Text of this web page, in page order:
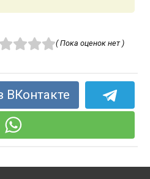
( Пока оценок нет )
ВКонтакте